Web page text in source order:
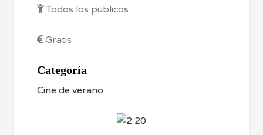
Todos los públicos
Gratis
Categoría
Cine de verano